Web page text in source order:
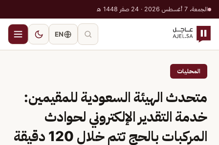
الجمعة، 7 أغسطس 2026 · 24 صفر 1448 هـ
EN
المحليات
متحدث الهيئة السعودية للمقيمين:
خدمة التقدير الإلكتروني لحوادث
المركبات بالحج تتم خلال 120 دقيقة